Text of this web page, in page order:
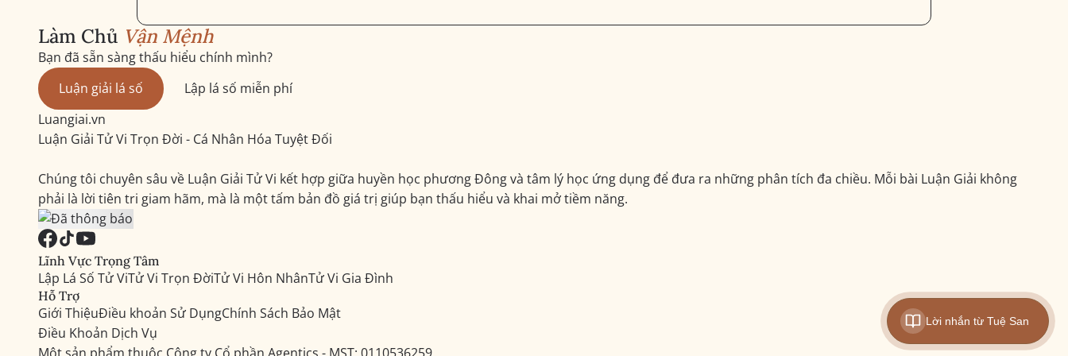
Lời nhắn từ Tuệ San
Làm Chủ Vận Mệnh
Bạn đã sẵn sàng thấu hiểu chính mình?
Luận giải lá số
Lập lá số miễn phí
Luangiai.vn
Luận Giải Tử Vi Trọn Đời - Cá Nhân Hóa Tuyệt Đối
Chúng tôi chuyên sâu về Luận Giải Tử Vi kết hợp giữa huyền học phương Đông và tâm lý học ứng dụng để đưa ra những phân tích đa chiều. Mỗi bài Luận Giải không
phải là lời tiên tri giam hãm, mà là một tấm bản đồ giá trị giúp bạn thấu hiểu và khai mở tiềm năng.
Lĩnh Vực Trọng Tâm
Lập Lá Số Tử ViTử Vi Trọn ĐờiTử Vi Hôn NhânTử Vi Gia Đình
Hỗ Trợ
Giới ThiệuĐiều khoản Sử DụngChính Sách Bảo Mật
Điều Khoản Dịch Vụ